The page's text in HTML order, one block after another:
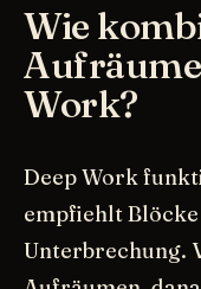
Wie
Work?
Deep Work
empfiehlt Blöcke
Unterbrechung.